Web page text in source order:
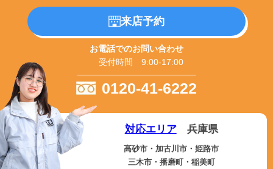
来店予約
お電話でのお問い合わせ
受付時間 9:00-17:00
0120-41-6222
対応エリア兵庫県
高砂市・加古川市・姫路市
三木市・播磨町・稲美町